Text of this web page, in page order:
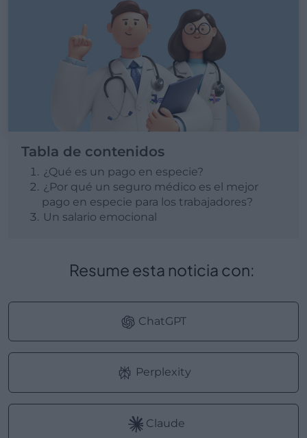
Tabla de contenidos
¿Qué es un pago en especie?
¿Por qué un seguro médico es el mejor
pago en especie para los trabajadores?
Un salario emocional
Resume esta noticia con:
ChatGPT
Perplexity
Claude